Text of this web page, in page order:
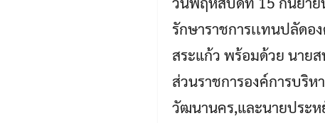
รักษาราชการเเทนปลัดอ
สระแก้ว พร้อมด้วย นาย
ส่วนราชการองค์การบริห
วัฒนานคร,และนายประห